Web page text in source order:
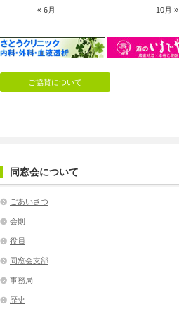
« 6月 10月 »
ご協賛について
同窓会について
ごあいさつ
会則
役員
同窓会支部
事務局
歴史